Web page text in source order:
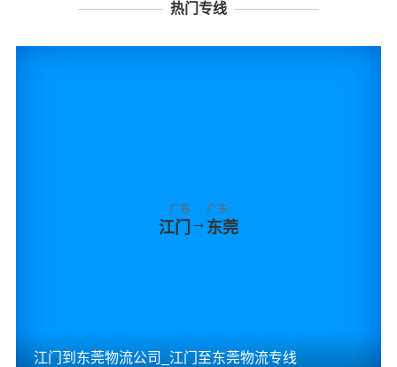
热门专线
广东
江门 →
广东
东莞
江门到东莞物流公司_江门至东莞物流专线